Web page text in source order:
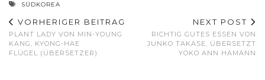
SÜDKOREA
VORHERIGER BEITRAG
PLANT LADY VON MIN-YOUNG
KANG, KYONG-HAE
FLÜGEL (ÜBERSETZER)
NEXT POST
RICHTIG GUTES ESSEN VON
JUNKO TAKASE, ÜBERSETZT
YOKO ANN HAMANN